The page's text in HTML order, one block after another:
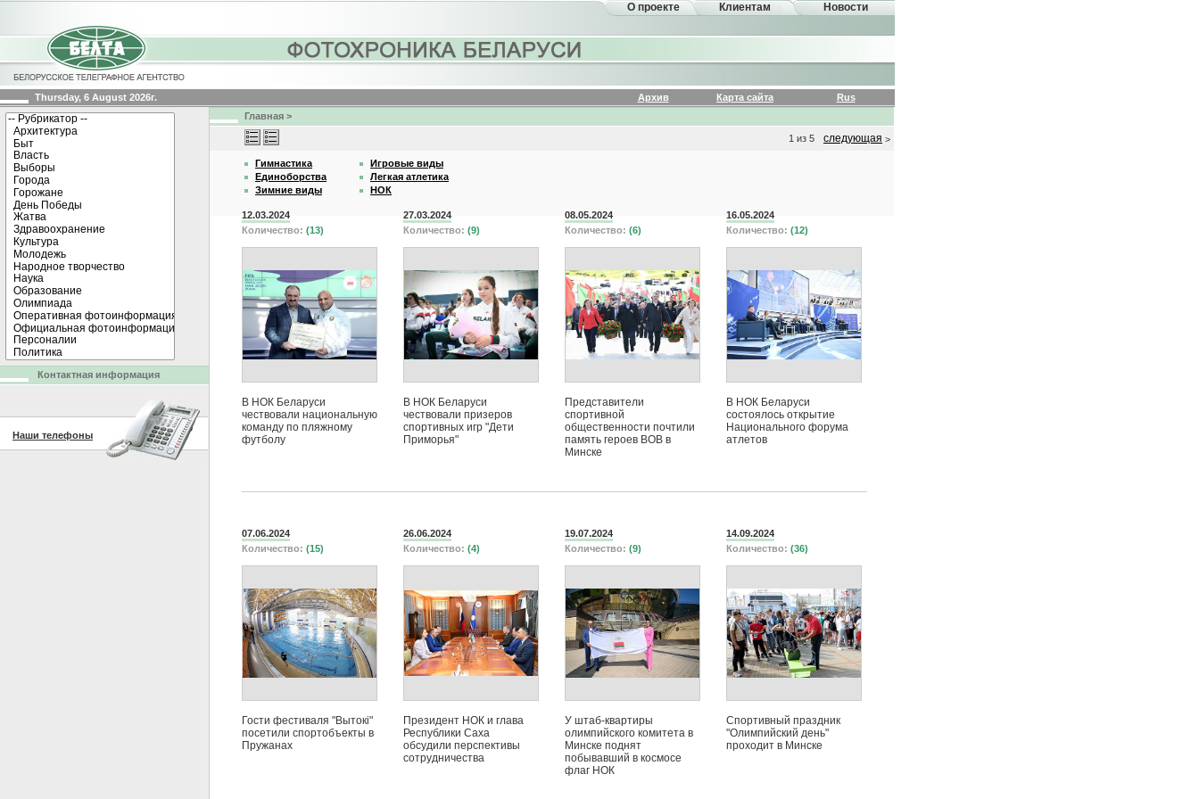
О проекте Клиентам Новости
Thursday, 6 August 2026г. Архив Карта сайта
Rus
Главная >
1 из 5 следующая >
Гимнастика
Единоборства
Зимние виды
Игровые виды
Легкая атлетика
НОК
12.03.2024
Количество: (13)
В НОК Беларуси
чествовали национальную
команду по пляжному
футболу
27.03.2024
Количество: (9)
В НОК Беларуси
чествовали призеров
спортивных игр "Дети
Приморья"
08.05.2024
Количество: (6)
Представители
спортивной
общественности почтили
память героев ВОВ в
Минске
16.05.2024
Количество: (12)
В НОК Беларуси
состоялось открытие
Национального форума
атлетов
07.06.2024
Количество: (15)
Гости фестиваля "Вытокi"
посетили спортобъекты в
Пружанах
26.06.2024
Количество: (4)
Президент НОК и глава
Республики Саха
обсудили перспективы
сотрудничества
19.07.2024
Количество: (9)
У штаб-квартиры
олимпийского комитета в
Минске поднят
побывавший в космосе
флаг НОК
14.09.2024
Количество: (36)
Спортивный праздник
"Олимпийский день"
проходит в Минске
Контактная информация
Наши телефоны